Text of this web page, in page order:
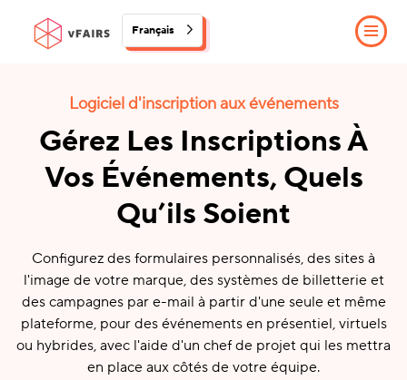
Français
Logiciel d'inscription aux événements
Gérez Les Inscriptions À
Vos Événements, Quels
Qu’ils Soient
Configurez des formulaires personnalisés, des sites à
l'image de votre marque, des systèmes de billetterie et
des campagnes par e-mail à partir d'une seule et même
plateforme, pour des événements en présentiel, virtuels
ou hybrides, avec l'aide d'un chef de projet qui les mettra
en place aux côtés de votre équipe.